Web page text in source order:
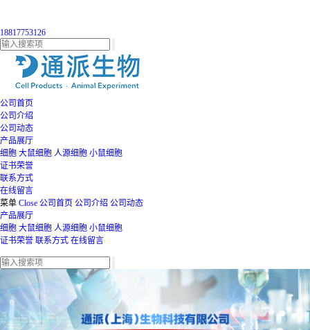
18817753126
公司首页
公司介绍
公司动态
产品展厅
细胞 大鼠细胞 人源细胞 小鼠细胞
证书荣誉
联系方式
在线留言
菜单 Close 公司首页 公司介绍 公司动态
产品展厅
细胞 大鼠细胞 人源细胞 小鼠细胞
证书荣誉 联系方式 在线留言